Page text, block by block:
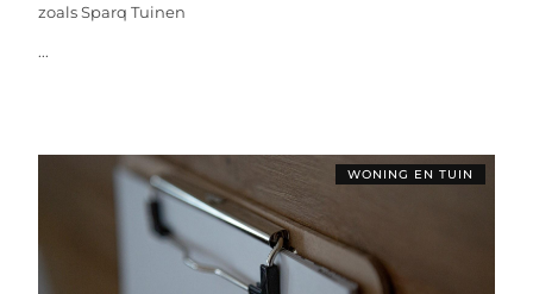
zoals Sparq Tuinen
...
WONING EN TUIN